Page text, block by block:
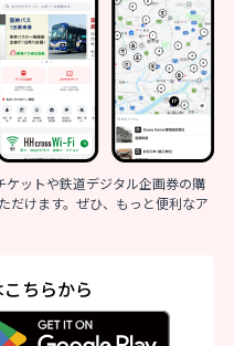
ケットや鉄道デジタル企画券の購
だけます。ぜひ、もっと便利なア
ちらから